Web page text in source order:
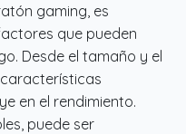
gaming, es
que pueden
Desde el tamaño y el
en el rendimiento.
puede ser